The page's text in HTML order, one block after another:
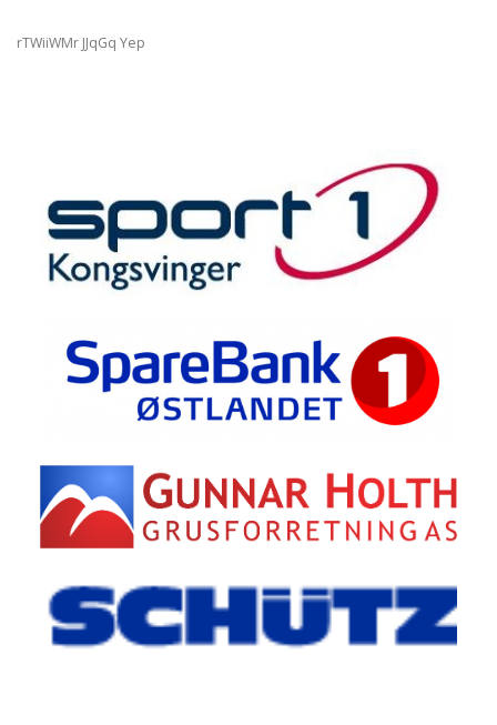
rTWiiWMr JJqGq Yep